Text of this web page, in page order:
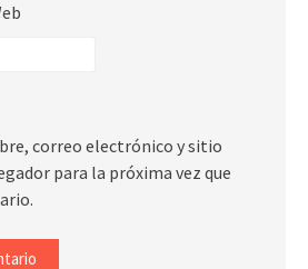
correo electrónico y sitio
para la próxima vez que